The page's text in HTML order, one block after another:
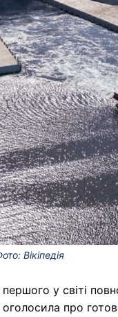
Вікіпедія
першого у світі
про